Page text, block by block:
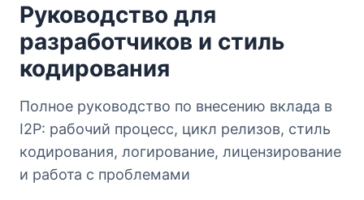
Руководство для
разработчиков и стиль
кодирования
Полное руководство по внесению вклада в
I2P: рабочий процесс, цикл релизов, стиль
кодирования, логирование, лицензирование
и работа с проблемами